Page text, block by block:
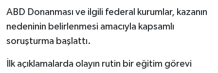
ABD Donanması ve ilgili federal kurumlar, kazanın
nedeninin belirlenmesi amacıyla kapsamlı
soruşturma başlattı.
İlk açıklamalarda olayın rutin bir eğitim görevi